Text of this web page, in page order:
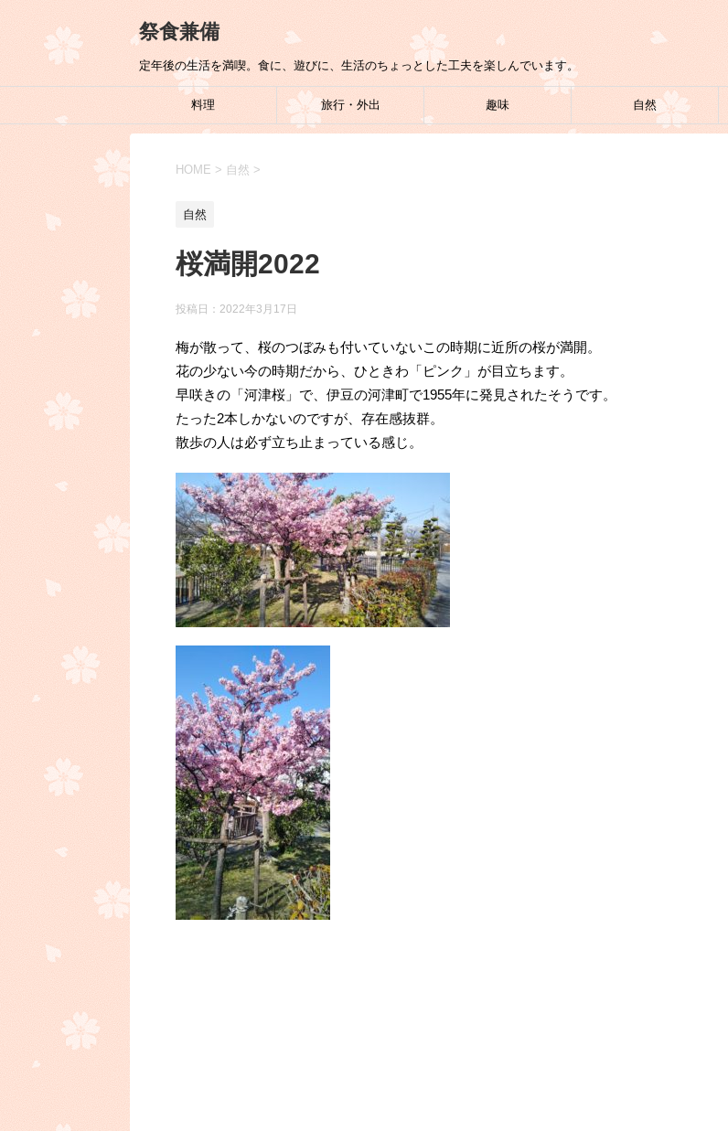
祭食兼備
定年後の生活を満喫。食に、遊びに、生活のちょっとした工夫を楽しんでいます。
料理 旅行・外出 趣味 自然
HOME > 自然 >
自然
桜満開2022
投稿日： 2022年3月17日
梅が散って、桜のつぼみも付いていないこの時期に近所の桜が満開。
花の少ない今の時期だから、ひときわ「ピンク」が目立ちます。
早咲きの「河津桜」で、伊豆の河津町で1955年に発見されたそうです。
たった2本しかないのですが、存在感抜群。
散歩の人は必ず立ち止まっている感じ。